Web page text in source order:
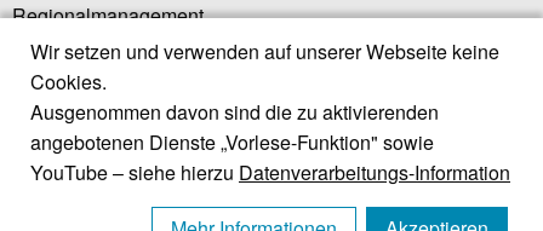
Wir setzen und verwenden auf unserer Webseite keine
Cookies.
Ausgenommen davon sind die zu aktivierenden
angebotenen Dienste „Vorlese-Funktion" sowie
YouTube – siehe hierzu Datenverarbeitungs-Information
Regionalmanagement
Weiterführende Links
Little Bird (Elternportal)
Regionalwerk Würmtal
Würmtal Zweckverband
ZweckV. Würmtalrealschule
Landratsamt Starnberg